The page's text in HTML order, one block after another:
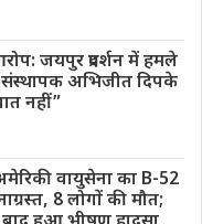
जयपुर प्रदर्शन में हमले
संस्थापक अभिजीत दिपके
नहीं”
वायुसेना का B-52
8 लोगों की मौत;